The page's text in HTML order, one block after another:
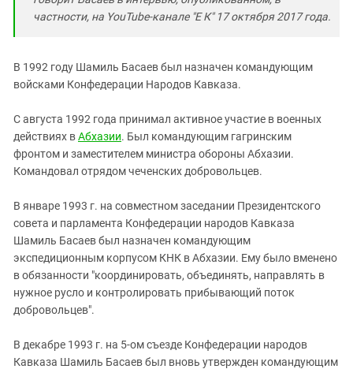
частности, на YouTube-канале "Е К" 17 октября 2017 года.
В 1992 году Шамиль Басаев был назначен командующим
войсками Конфедерации Народов Кавказа.
С августа 1992 года принимал активное участие в военных
действиях вАбхазии. Был командующим гагринским
фронтом и заместителем министра обороны Абхазии.
Командовал отрядом чеченских добровольцев.
В январе 1993 г. на совместном заседании Президентского
совета и парламента Конфедерации народов Кавказа
Шамиль Басаев был назначен командующим
экспедиционным корпусом КНК в Абхазии. Ему было вменено
в обязанности "координировать, объединять, направлять в
нужное русло и контролировать прибывающий поток
добровольцев".
В декабре 1993 г. на 5-ом съезде Конфедерации народов
Кавказа Шамиль Басаев был вновь утвержден командующим